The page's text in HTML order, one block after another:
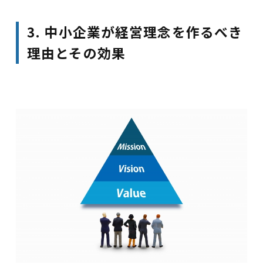
3. 中小企業が経営理念を作るべき
理由とその効果